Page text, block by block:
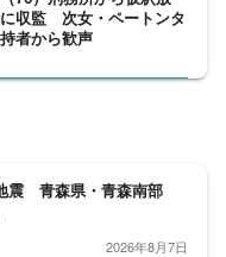
収監 次女・ペートンタ
者から歓声
震 青森県・青森南部
2026年8月7日